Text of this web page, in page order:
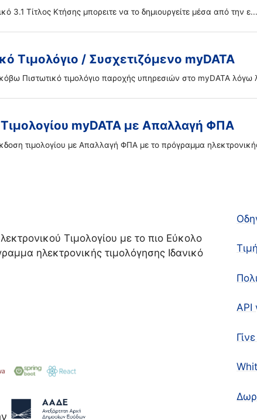
Τιμολογίου με το πιο Εύκολο
ηλεκτρονικής τιμολόγησης Ιδανικό
API